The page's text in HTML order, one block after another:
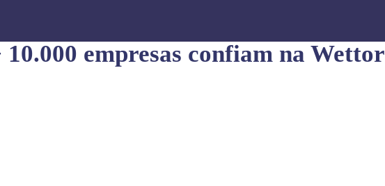
10.000 empresas confiam na Wettor